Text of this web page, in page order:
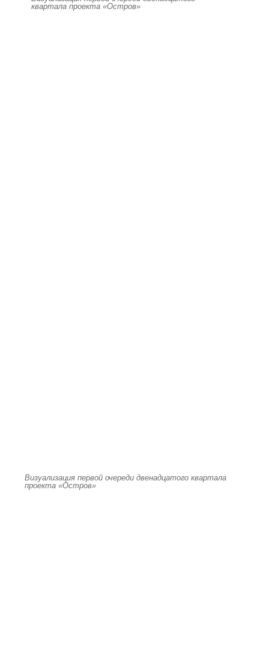
квартала проекта «Остров»
Визуализация первой очереди двенадцатого квартала
проекта «Остров»